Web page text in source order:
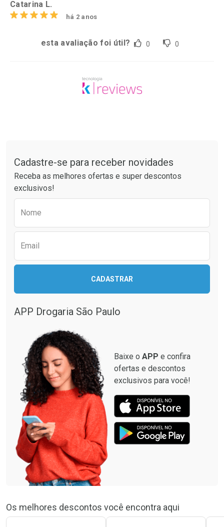
Catarina L.
há 2 anos
esta avaliação foi útil? 0 0
Cadastre-se para receber novidades
Receba as melhores ofertas e super descontos
exclusivos!
Nome
Email
CADASTRAR
APP Drogaria São Paulo
Baixe o APP e confira
ofertas e descontos
exclusivos para você!
Os melhores descontos você encontra aqui